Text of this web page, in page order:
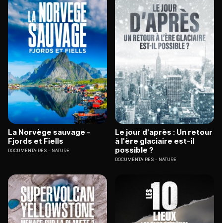
La Norvège sauvage -
Fjords et Fiells
DOCUMENTAIRES NATURE
Le jour d'après : Un retour
à l'ère glaciaire est-il
possible ?
DOCUMENTAIRES NATURE